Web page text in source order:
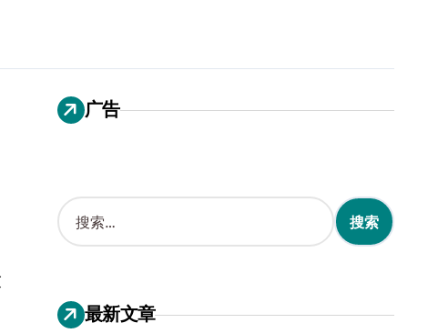
广告
搜
索
：
最新文章